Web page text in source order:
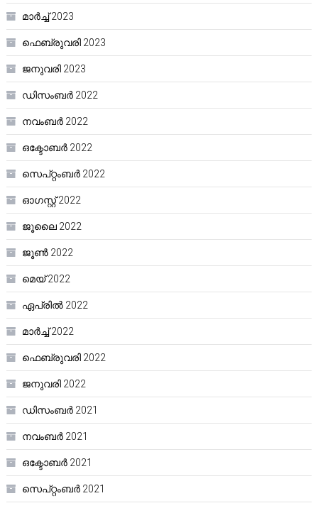
മാർച്ച്‌ 2023
ഫെബ്രുവരി 2023
ജനുവരി 2023
ഡിസംബർ 2022
നവംബർ 2022
ഒക്ടോബർ 2022
സെപ്റ്റംബർ 2022
ഓഗസ്റ്റ്‌ 2022
ജൂലൈ 2022
ജൂൺ 2022
മെയ്‌ 2022
ഏപ്രിൽ 2022
മാർച്ച്‌ 2022
ഫെബ്രുവരി 2022
ജനുവരി 2022
ഡിസംബർ 2021
നവംബർ 2021
ഒക്ടോബർ 2021
സെപ്റ്റംബർ 2021